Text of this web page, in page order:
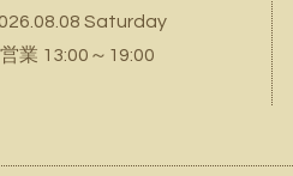
Saturday
営業 13:00～19:00